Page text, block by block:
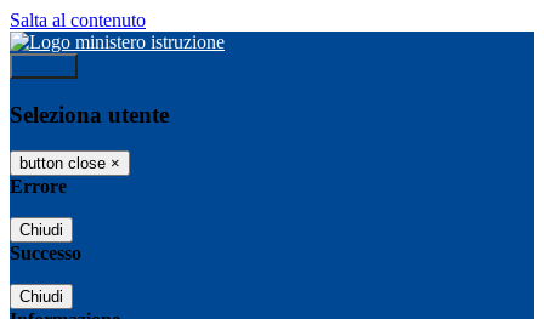
Salta al contenuto
Seleziona utente
button close ×
Errore
Chiudi
Successo
Chiudi